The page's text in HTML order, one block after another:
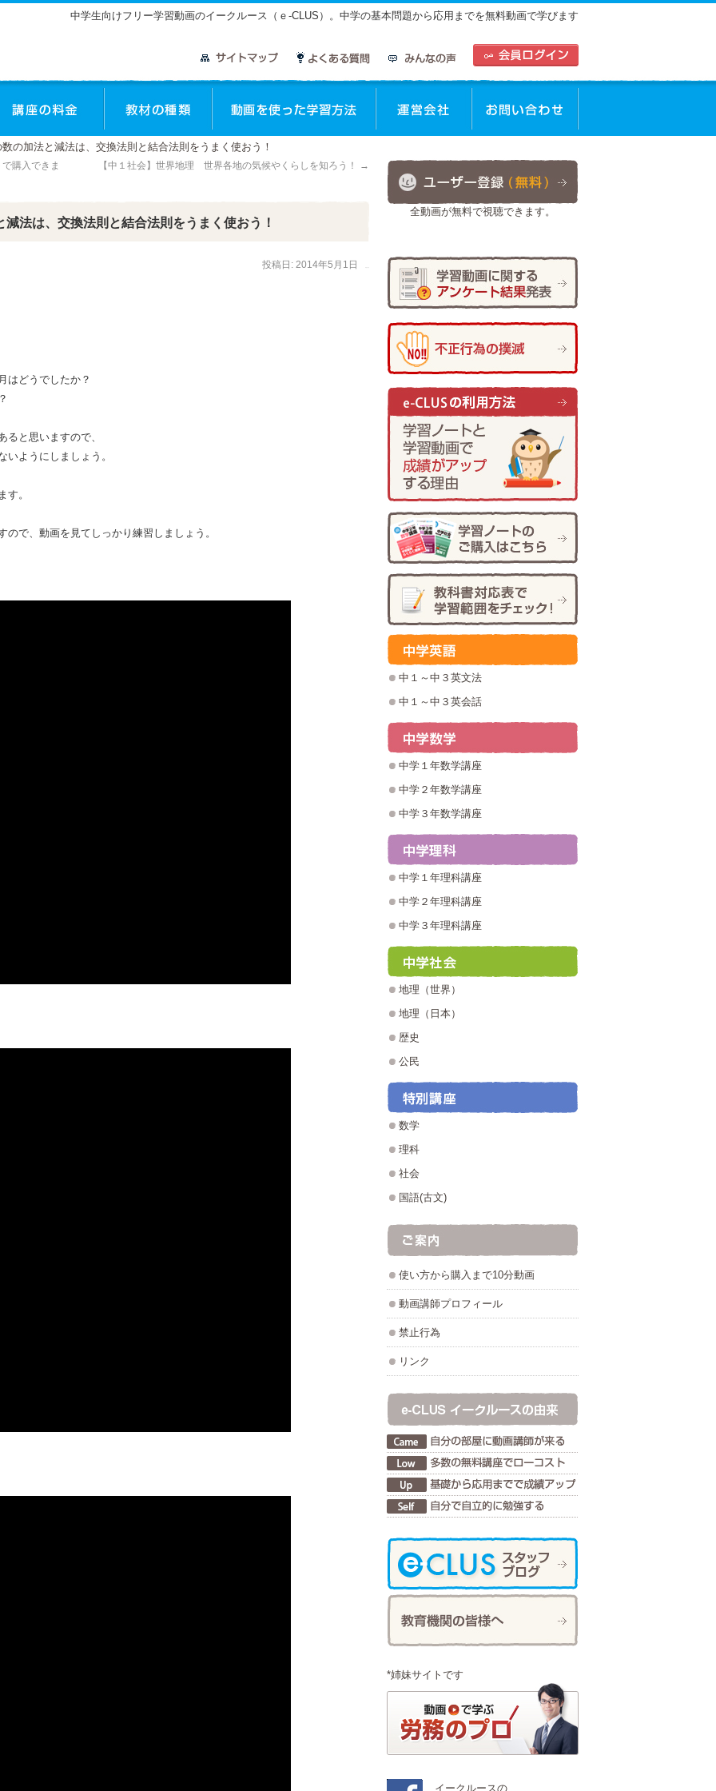
中学生向けフリー学習動画のイークルース（ｅ-CLUS）。中学の基本問題から応用までを無料動画で学びます
のご案内 講座の料金 教材の種類 動画を使った学習方法運営会社 お問合せ
の加法と減法は、交換法則と結合法則をうまく使おう！
購入できま 【中１社会】世界地理 世界各地の気候やくらしを知ろう！ →
法は、交換法則と結合法則をうまく使おう！
投稿日: 2014年5月1日
はどうでしたか？
と思いますので、
ようにしましょう。
す。
で、動画を見てしっかり練習しましょう。
全動画が無料で視聴できます。
中１～中３英文法
中１～中３英会話
中学１年数学講座
中学２年数学講座
中学３年数学講座
中学１年理科講座
中学２年理科講座
中学３年理科講座
地理（世界）
地理（日本）
歴史
公民
数学
理科
社会
国語(古文)
使い方から購入まで10分動画
動画講師プロフィール
禁止行為
リンク
*姉妹サイトです
イークルースの